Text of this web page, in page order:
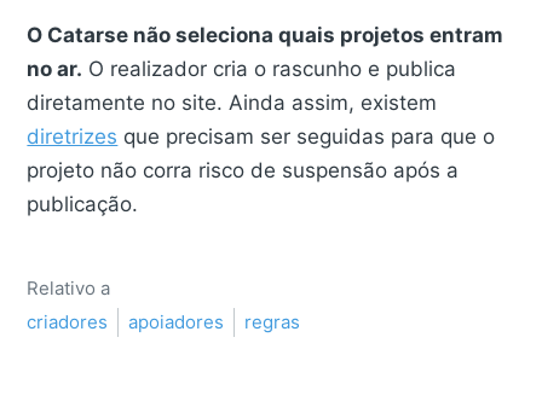
O Catarse não seleciona quais projetos entram
no ar. O realizador cria o rascunho e publica
diretamente no site. Ainda assim, existem
diretrizes que precisam ser seguidas para que o
projeto não corra risco de suspensão após a
publicação.
Relativo a
criadores
apoiadores regras